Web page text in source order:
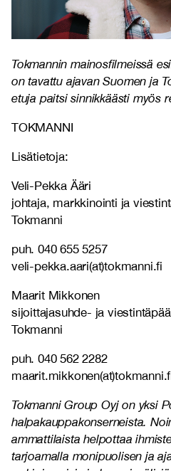
Tokmannin mainosfilmeissä
on tavattu ajavan Suomen ja
etuja paitsi sinnikkäästi myös
TOKMANNI
Lisätietoja:
Veli-Pekka Ääri
johtaja, markkinointi ja
Tokmanni
puh. 040 655 5257
veli-pekka.aari(at)tokmanni.fi
Maarit Mikkonen
sijoittajasuhde- ja
Tokmanni
puh. 040 562 2282
Tokmanni Group Oyj on yksi
halpakauppakonserneista.
ammattilaista helpottaa
tarjoamalla monipuolisen ja